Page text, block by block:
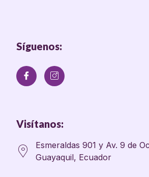
Síguenos:
Visítanos:
Esmeraldas 901 y Av. 9 de
Guayaquil, Ecuador